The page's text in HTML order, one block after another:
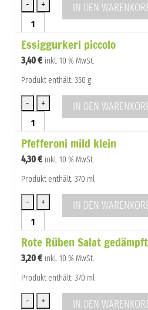
Essiggurkerl
ohne
Zucker
Menge
IN DEN
Essiggurkerl piccolo
3,40€ inkl. 10 % MwSt.
Produkt enthält: 350 g
Essiggurkerl
piccolo
Menge
IN DEN
Pfefferoni mild klein
4,30€ inkl. 10 % MwSt.
Produkt enthält: 370 ml
mild
klein
Menge
IN DEN
Rote Rüben Salat
3,20€ inkl. 10 % MwSt.
Produkt enthält: 370 ml
IN DEN